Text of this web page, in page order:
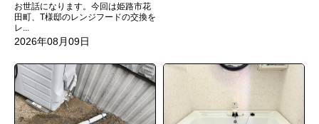
お世話になります。今回は姫路市花
田町、T様邸のレンジフードの交換を
レ...
2026年08月09日